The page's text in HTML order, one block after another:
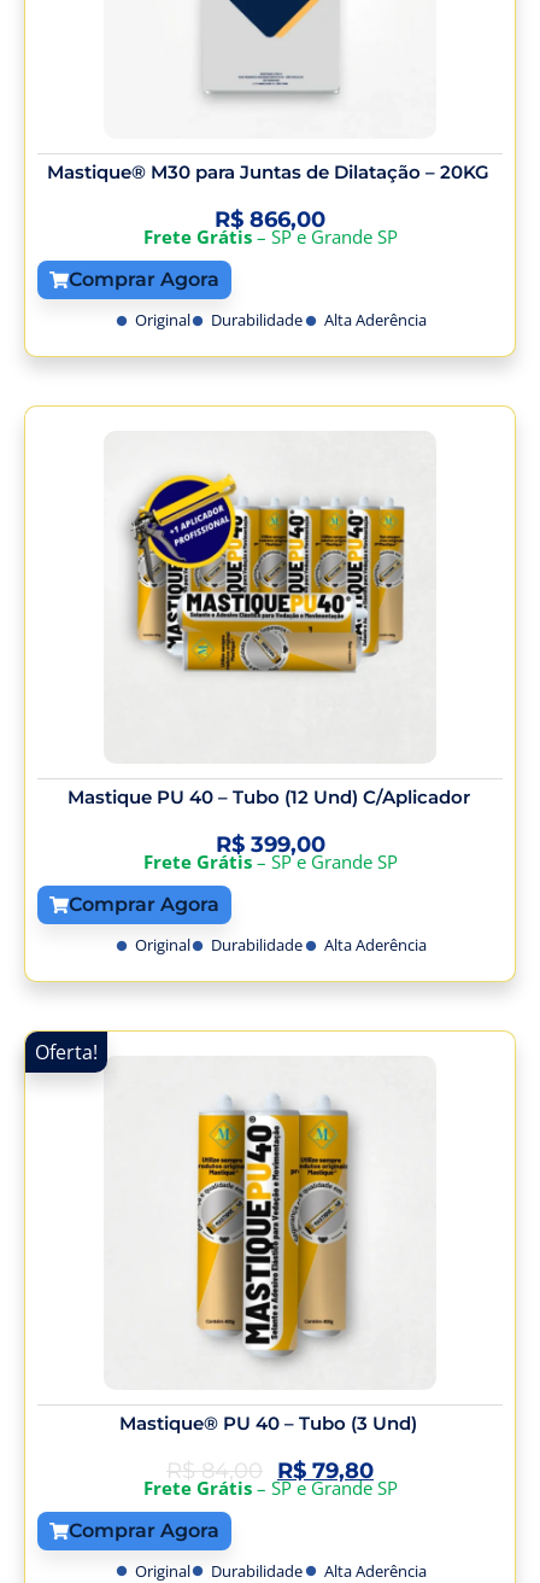
Mastique® M30 para Juntas de Dilatação – 20KG
R$ 866,00
Frete Grátis– SP e Grande SP
Comprar Agora
Original Durabilidade Alta Aderência
Mastique PU 40 – Tubo (12 Und) C/Aplicador
R$399,00
Frete Grátis– SP e Grande SP
Comprar Agora
Original Durabilidade Alta Aderência
Oferta!
Mastique® PU 40 – Tubo (3 Und)
R$84,00 R$ 79,80
Frete Grátis– SP e Grande SP
Comprar Agora
Original Durabilidade Alta Aderência